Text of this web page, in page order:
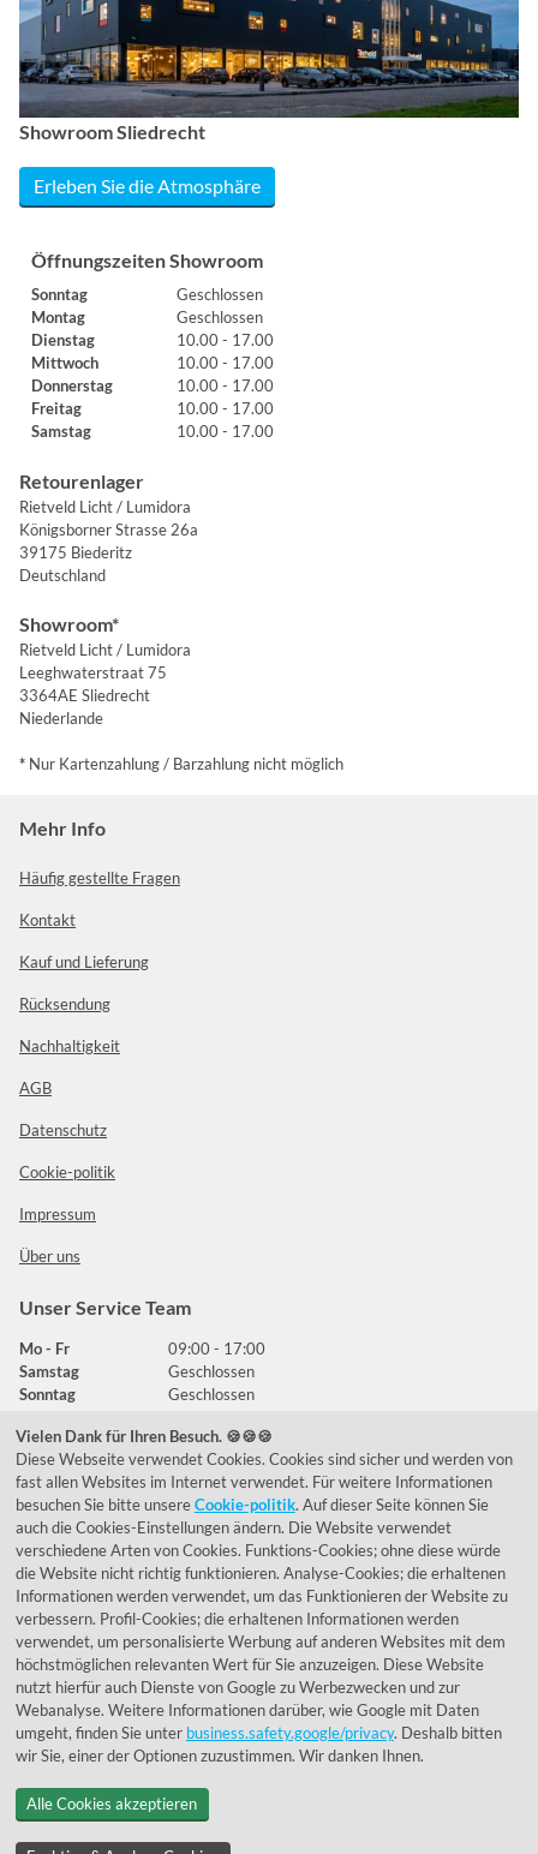
Showroom Sliedrecht
Erleben Sie die Atmosphäre
Öffnungszeiten Showroom
Sonntag
Geschlossen
Montag
Geschlossen
Dienstag
10.00 - 17.00
Mittwoch
10.00 - 17.00
Donnerstag
10.00 - 17.00
Freitag
10.00 - 17.00
Samstag
10.00 - 17.00
Retourenlager
Rietveld Licht / Lumidora
Königsborner Strasse 26a
39175 Biederitz
Deutschland
Showroom*
Rietveld Licht / Lumidora
Leeghwaterstraat 75
3364AE Sliedrecht
Niederlande
* Nur Kartenzahlung / Barzahlung nicht möglich
Mehr Info
Häufig gestellte Fragen
Kontakt
Kauf und Lieferung
Rücksendung
Nachhaltigkeit
AGB
Datenschutz
Cookie-politik
Impressum
Über uns
Unser Service Team
Mo - Fr
09:00 - 17:00
Samstag
Geschlossen
Sonntag
Geschlossen
Häufig gestellte Fragen
039292 - 678215
de@lumidora.com
FacebookInstagram
Kundenmeinungen
Exzellent - eKomi.de
Vielen Dank für Ihren Besuch. 🍪🍪🍪
Diese Webseite verwendet Cookies. Cookies sind sicher und werden von
fast allen Websites im Internet verwendet. Für weitere Informationen
besuchen Sie bitte unsereCookie-politik. Auf dieser Seite können Sie
auch die Cookies-Einstellungen ändern. Die Website verwendet
verschiedene Arten von Cookies. Funktions-Cookies; ohne diese würde
die Website nicht richtig funktionieren. Analyse-Cookies; die erhaltenen
Informationen werden verwendet, um das Funktionieren der Website zu
verbessern. Profil-Cookies; die erhaltenen Informationen werden
verwendet, um personalisierte Werbung auf anderen Websites mit dem
höchstmöglichen relevanten Wert für Sie anzuzeigen. Diese Website
nutzt hierfür auch Dienste von Google zu Werbezwecken und zur
Webanalyse. Weitere Informationen darüber, wie Google mit Daten
umgeht, finden Sie unter business.safety.google/privacy. Deshalb bitten
wir Sie, einer der Optionen zuzustimmen. Wir danken Ihnen.
Alle Cookies akzeptieren